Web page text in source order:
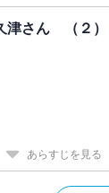
津さん （２）
あらすじを見る